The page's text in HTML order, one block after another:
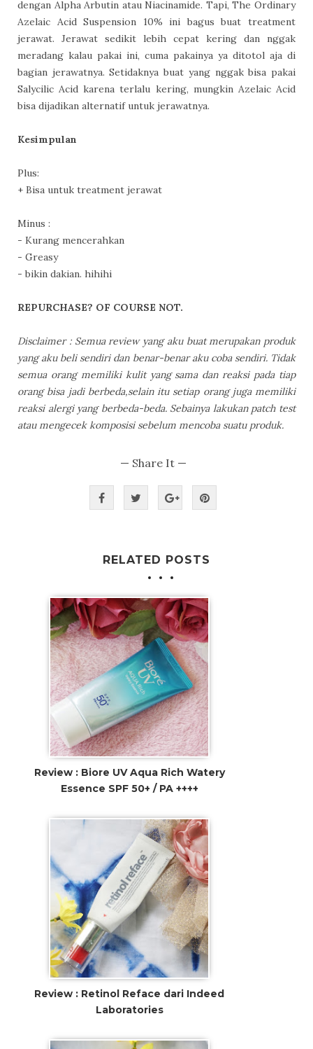
dengan Alpha Arbutin atau Niacinamide. Tapi, The Ordinary
Azelaic Acid Suspension 10% ini bagus buat treatment
jerawat. Jerawat sedikit lebih cepat kering dan nggak
meradang kalau pakai ini, cuma pakainya ya ditotol aja di
bagian jerawatnya. Setidaknya buat yang nggak bisa pakai
Salycilic Acid karena terlalu kering, mungkin Azelaic Acid
bisa dijadikan alternatif untuk jerawatnya.
Kesimpulan
Plus:
+ Bisa untuk treatment jerawat
Minus :
- Kurang mencerahkan
- Greasy
- bikin dakian. hihihi
REPURCHASE? OF COURSE NOT.
Disclaimer : Semua review yang aku buat merupakan produk
yang aku beli sendiri dan benar-benar aku coba sendiri. Tidak
semua orang memiliki kulit yang sama dan reaksi pada tiap
orang bisa jadi berbeda,selain itu setiap orang juga memiliki
reaksi alergi yang berbeda-beda. Sebainya lakukan patch test
atau mengecek komposisi sebelum mencoba suatu produk.
— Share It —
RELATED POSTS
Review : Biore UV Aqua Rich Watery
Essence SPF 50+ / PA ++++
Review : Retinol Reface dari Indeed
Laboratories